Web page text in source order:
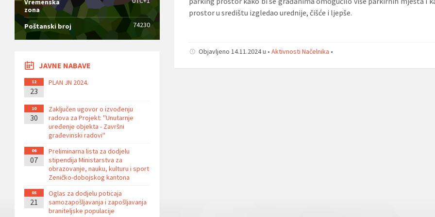
prostor u središtu izgledao urednije, čišće i ljepše.
Objavljeno 14.11.2024 u • Aktivnosti Načelnika •
Vremenska
zona
Poštanski broj 74230
JAVNE NABAVE
12
23
PLAN JN 2024.
10
30
Zaključen ugovor o izvođenju
radova za Projekt: ''Unutarnje
uređenje objekta - Završni
građevinski radovi''
06
07
Preliminarna lista za dodjelu
stipendija Ministarstva za
obrazovanje, nauku, kulturu i sport
Zeničko-dobojskog kantona
05
21
Oglas za dodjelu poticaja
samozapošljavanja i zapošljavanja
braniteljske populacije